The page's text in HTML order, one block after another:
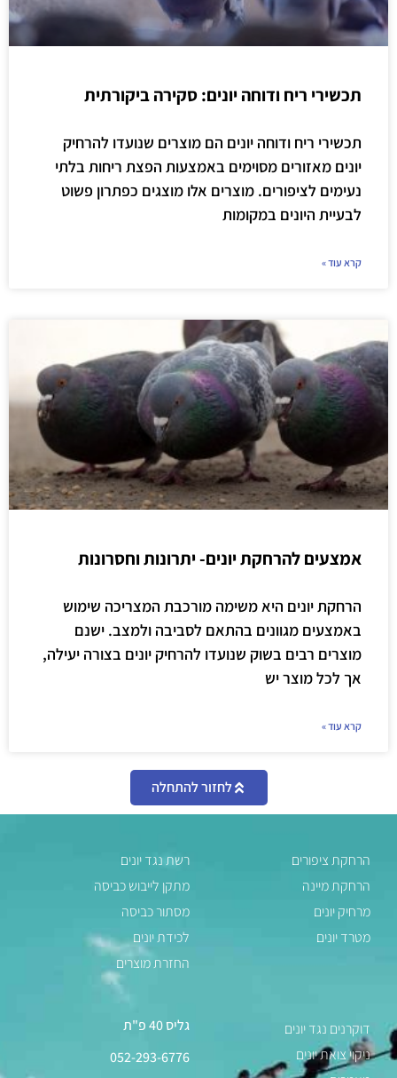
תכשירי ריח ודוחה יונים: סקירה ביקורתית
תכשירי ריח ודוחה יונים הם מוצרים שנועדו להרחיק
יונים מאזורים מסוימים באמצעות הפצת ריחות בלתי
נעימים לציפורים. מוצרים אלו מוצגים כפתרון פשוט
לבעיית היונים במקומות
קרא עוד »
אמצעים להרחקת יונים- יתרונות וחסרונות
הרחקת יונים היא משימה מורכבת המצריכה שימוש
באמצעים מגוונים בהתאם לסביבה ולמצב. ישנם
מוצרים רבים בשוק שנועדו להרחיק יונים בצורה יעילה,
אך לכל מוצר יש
קרא עוד »
לחזור להתחלה
הרחקת ציפורים
הרחקת מיינה
מרחיק יונים
מטרד יונים
רשת נגד יונים
מתקן לייבוש כביסה
מסתור כביסה
לכידת יונים
החזרת מוצרים
דוקרנים נגד יונים
ניקוי צואת יונים
גליס 40 פ"ת
052-293-6776